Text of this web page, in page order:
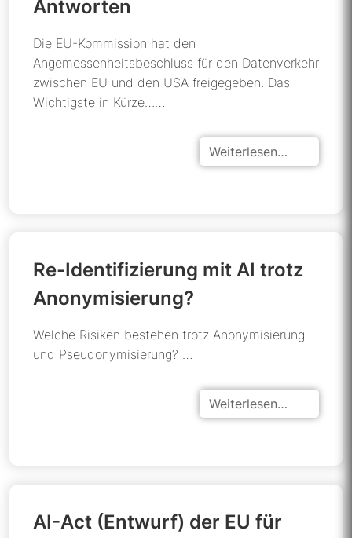
Antworten
Die EU-Kommission hat den
Angemessenheitsbeschluss für den Datenverkehr
zwischen EU und den USA freigegeben. Das
Wichtigste in Kürze……
Weiterlesen…
Re-Identifizierung mit AI trotz
Anonymisierung?
Welche Risiken bestehen trotz Anonymisierung
und Pseudonymisierung? …
Weiterlesen…
AI-Act (Entwurf) der EU für